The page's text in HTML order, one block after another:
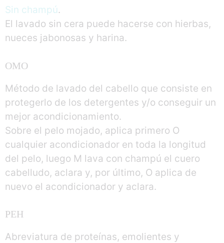
Sin champú.
El lavado sin cera puede hacerse con hierbas,
nueces jabonosas y harina.
OMO
Método de lavado del cabello que consiste en
protegerlo de los detergentes y/o conseguir un
mejor acondicionamiento.
Sobre el pelo mojado, aplica primero O
cualquier acondicionador en toda la longitud
del pelo, luego M lava con champú el cuero
cabelludo, aclara y, por último, O aplica de
nuevo el acondicionador y aclara.
PEH
Abreviatura de proteínas, emolientes y